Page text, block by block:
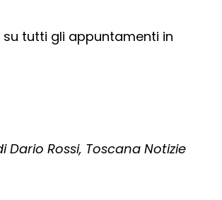
tutti gli appuntamenti in
Rossi, Toscana Notizie